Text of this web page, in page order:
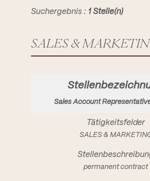
Suchergebnis : 1 Stelle(n)
SALES &
Sales Account
SALES &
permanent contract